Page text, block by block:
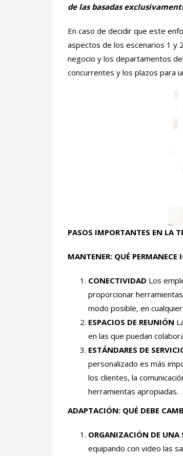
de las basadas
En caso de decidir que este
aspectos de los escenarios 1 y
negocio y los departamentos
concurrentes y los plazos para
PASOS IMPORTANTES EN LA
MANTENER: QUÉ PERMANECE
CONECTIVIDAD Los
proporcionar
modo posible, en
ESPACIOS DE REUNIÓN
en las que puedan
ESTÁNDARES DE
personalizado es más
los clientes, la
herramientas apropiadas.
ADAPTACIÓN: QUÉ DEBE
ORGANIZACIÓN DE UNA
equipando con video las